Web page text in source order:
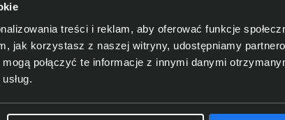
treści i reklam, aby oferować funkcje
jak korzystasz z naszej witryny, udostępniamy
połączyć te informacje z innymi danymi
Samsung; Skr. pocztowa 12987,